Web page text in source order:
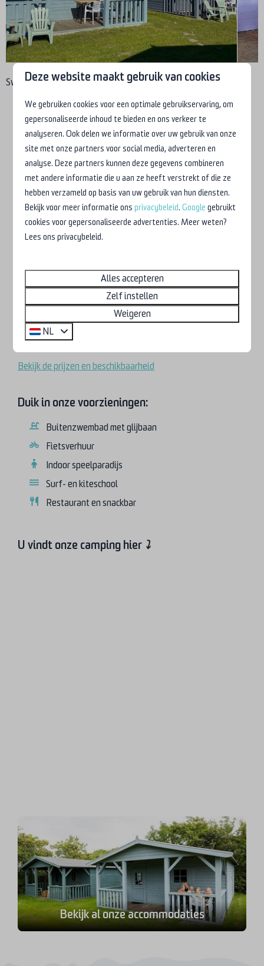
Swipe voor meer afbeeldingen →
Simpel maar stijlvol genieten
Ervaar hetvrije gevoel van kamperen, maar dan net even
iets comfortabeler. De kampeerhutten zijn voorzien van een
kitchenette, woongedeelte en 2 slaapkamers. Eén
slaapkamer met een 2 persoonsbed de tweede slaapkamer
beschikt over 2 stapelbedden. In de kampeerhut is
uw tent, want alles staat klaar bij aankomst! Dat is nog
eens eenvoudige verwennerij.
Boek uw kampeerhut aan zee
Bekijk de prijzen en beschikbaarheid
Duik in onze voorzieningen:
Buitenzwembad met glijbaan
Fietsverhuur
Indoor speelparadijs
Surf- en kiteschool
Restaurant en snackbar
U vindt onze camping hier ⤵
Bekijk al onze accommodaties
Deze website maakt gebruik van cookies
We gebruiken cookies voor een optimale gebruikservaring, om
gepersonaliseerde inhoud te bieden en ons verkeer te
analyseren. Ook delen we informatie over uw gebruik van onze
site met onze partners voor social media, adverteren en
analyse. Deze partners kunnen deze gegevens combineren
met andere informatie die u aan ze heeft verstrekt of die ze
hebben verzameld op basis van uw gebruik van hun diensten.
Bekijk voor meer informatie onsprivacybeleid.Google gebruikt
cookies voor gepersonaliseerde advertenties. Meer weten?
Lees ons privacybeleid.
Alles accepteren
Zelf instellen
Weigeren
NL